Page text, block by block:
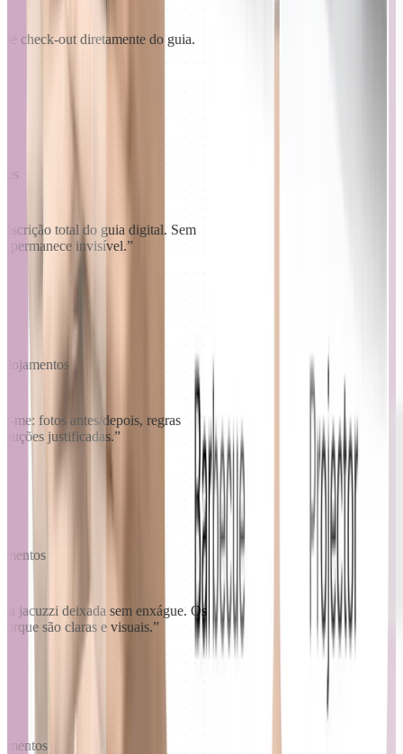
check-out diretamente do guia.
total do guia digital. Sem
permanece invisível.”
me: fotos antes/depois, regras
justificadas.”
jacuzzi deixada sem enxágue. Os
são claras e visuais.”